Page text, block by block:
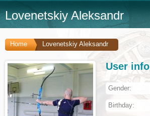
Lovenetskiy Aleksandr
Home Lovenetskiy Aleksandr
User info
Gender:
Birthday: